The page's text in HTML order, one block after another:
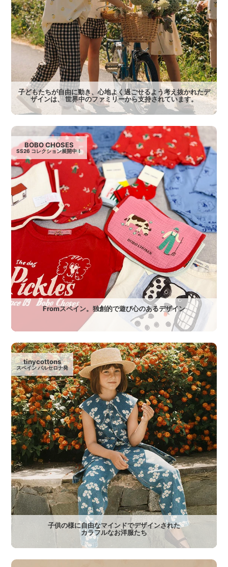
子どもたちが自由に動き、心地よく過ごせるよう考え抜かれたデ
ザインは、 世界中のファミリーから支持されています。
BOBO CHOSES
SS26 コレクション展開中！
Fromスペイン。独創的で遊び心のあるデザイン
tinycottons
スペイン バルセロナ発
子供の様に自由なマインドでデザインされた
カラフルなお洋服たち